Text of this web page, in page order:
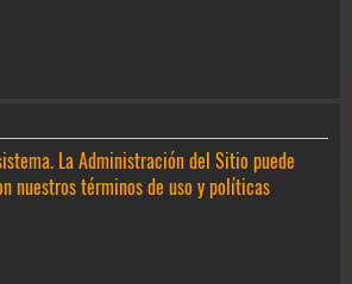
La Administración del Sitio puede
nuestros términos de uso y políticas